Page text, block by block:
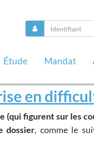
Étude Mandat
en
(qui figurent sur les
dossier, comme le